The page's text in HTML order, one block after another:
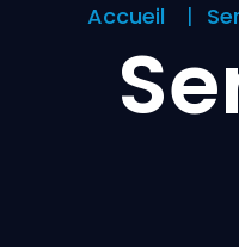
Accueil